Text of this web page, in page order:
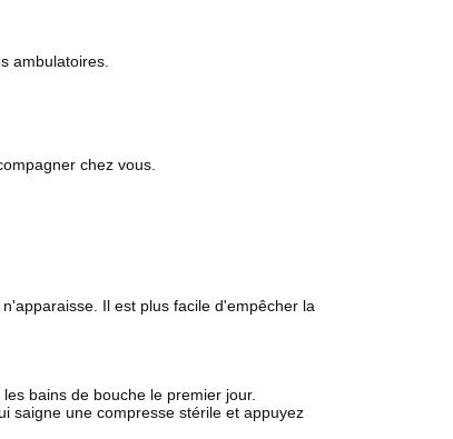
ambulatoires.
chez vous.
Il est plus facile d'empêcher la
bains de bouche le premier jour.
saigne une compresse stérile et appuyez